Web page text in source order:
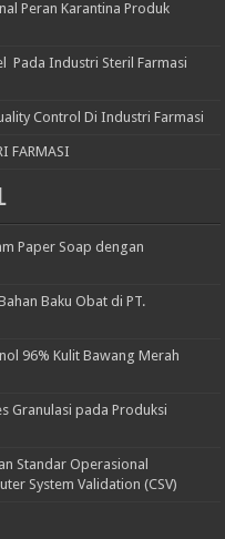
Peran Karantina Produk
Pada Industri Steril Farmasi
Control Di Industri Farmasi
FARMASI
Paper Soap dengan
Baku Obat di PT.
96% Kulit Bawang Merah
Granulasi pada Produksi
Standar Operasional
System Validation (CSV)